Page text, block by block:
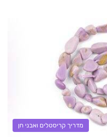
מדריך קריסטלים ואבני חן